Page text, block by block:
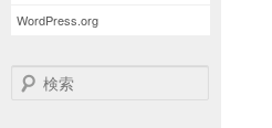
WordPress.org
検索